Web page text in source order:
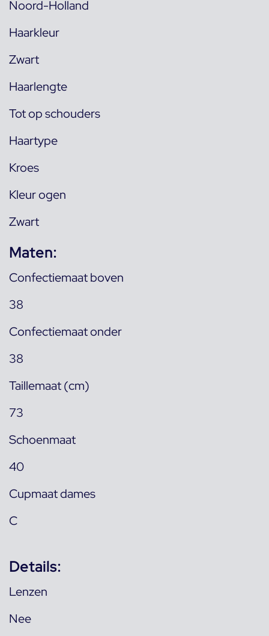
Noord-Holland
Haarkleur
Zwart
Haarlengte
Tot op schouders
Haartype
Kroes
Kleur ogen
Zwart
Maten:
Confectiemaat boven
38
Confectiemaat onder
38
Taillemaat (cm)
73
Schoenmaat
40
Cupmaat dames
C
Details:
Lenzen
Nee